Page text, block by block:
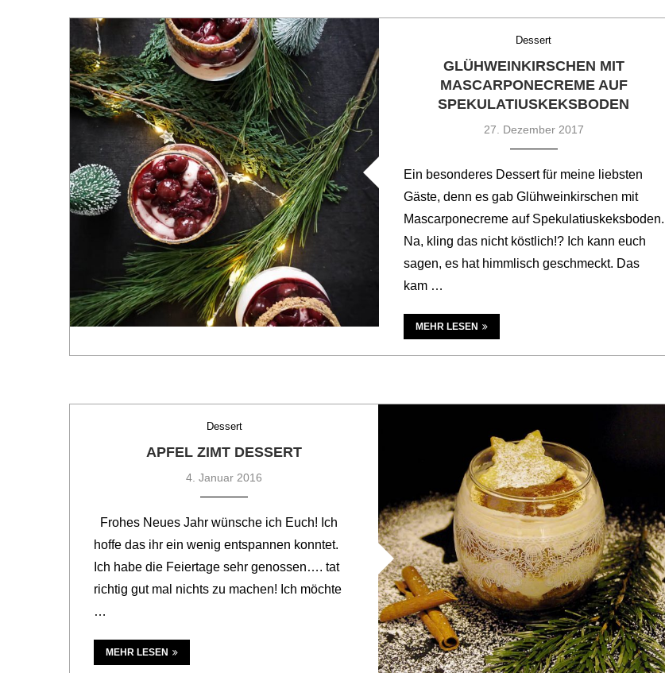
Dessert
GLÜHWEINKIRSCHEN MIT
MASCARPONECREME AUF
SPEKULATIUSKEKSBODEN
27. Dezember 2017
Ein besonderes Dessert für meine liebsten
Gäste, denn es gab Glühweinkirschen mit
Mascarponecreme auf Spekulatiuskeksboden.
Na, kling das nicht köstlich!? Ich kann euch
sagen, es hat himmlisch geschmeckt. Das
kam …
MEHR LESEN
Dessert
APFEL ZIMT DESSERT
4. Januar 2016
Frohes Neues Jahr wünsche ich Euch! Ich
hoffe das ihr ein wenig entspannen konntet.
Ich habe die Feiertage sehr genossen…. tat
richtig gut mal nichts zu machen! Ich möchte
…
MEHR LESEN